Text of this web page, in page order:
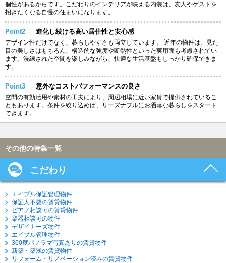
個性があるからです。こだわりのインテリアが映える内装は、友人やゲストを
招きたくなる自慢の住まいになります。
Point2 進化し続ける高い居住性と安心感
デザイン性だけでなく、暮らしやすさも両立しています。 近年の物件は、見た
目の美しさはもちろん、構造的な強度や断熱性といった実用面も考慮されてい
ます。洗練された空間を楽しみながら、快適な生活基盤もしっかり確保できま
す。
Point3 意外なコストパフォーマンスの良さ
空間の有効活用や素材の工夫により、周辺相場に近い家賃で提供されているこ
ともあります。条件を絞り込めば、リーズナブルにお洒落な暮らしをスタート
できます。
その他の特集一覧
こだわり
エイブル保証管理物件
保証人不要の賃貸物件
ピアノ相談可の賃貸物件
楽器相談可の物件
デザイナーズ物件
エイブル管理物件
360度パノラマ写真ありの賃貸物件
新築・築浅の賃貸物件
リフォーム・リノベーション済みの賃貸物件